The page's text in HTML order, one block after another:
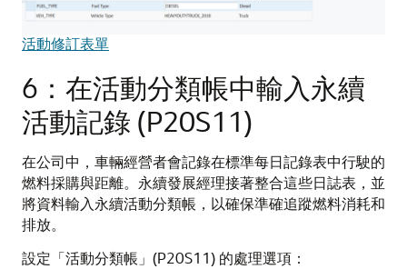
活動修訂表單
6：在活動分類帳中輸入永續
活動記錄 (P20S11)
在公司中，車輛經營者會記錄在標準每日記錄表中行駛的
燃料採購與距離。永續發展經理接著整合這些日誌表，並
將資料輸入永續活動分類帳，以確保準確追蹤燃料消耗和
排放。
設定「活動分類帳」(P20S11) 的處理選項：